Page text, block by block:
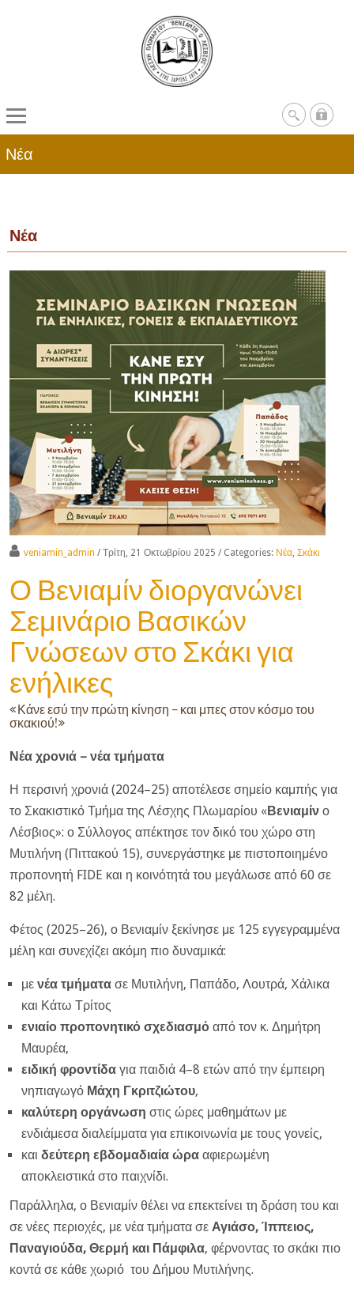
Νέα
Νέα
veniamin_admin / Τρίτη, 21 Οκτωβρίου 2025 / Categories: Νέα, Σκάκι
Ο Βενιαμίν διοργανώνει
Σεμινάριο Βασικών
Γνώσεων στο Σκάκι για
ενήλικες
«Κάνε εσύ την πρώτη κίνηση – και μπες στον κόσμο του
σκακιού!»
Νέα χρονιά – νέα τμήματα
Η περσινή χρονιά (2024–25) αποτέλεσε σημείο καμπής για
το Σκακιστικό Τμήμα της Λέσχης Πλωμαρίου «Βενιαμίν ο
Λέσβιος»: ο Σύλλογος απέκτησε τον δικό του χώρο στη
Μυτιλήνη (Πιττακού 15), συνεργάστηκε με πιστοποιημένο
προπονητή FIDE και η κοινότητά του μεγάλωσε από 60 σε
82 μέλη.
Φέτος (2025–26), ο Βενιαμίν ξεκίνησε με 125 εγγεγραμμένα
μέλη και συνεχίζει ακόμη πιο δυναμικά:
με νέα τμήματασε Μυτιλήνη, Παπάδο, Λουτρά, Χάλικα
και Κάτω Τρίτος
ενιαίο προπονητικό σχεδιασμόαπό τον κ. Δημήτρη
Μαυρέα,
ειδική φροντίδαγια παιδιά 4–8 ετών από την έμπειρη
νηπιαγωγό Μάχη Γκριτζιώτου,
καλύτερη οργάνωση στις ώρες μαθημάτων με
ενδιάμεσα διαλείμματα για επικοινωνία με τους γονείς,
και δεύτερη εβδομαδιαία ώρα αφιερωμένη
αποκλειστικά στο παιχνίδι.
Παράλληλα, ο Βενιαμίν θέλει να επεκτείνει τη δράση του και
σε νέες περιοχές, με νέα τμήματα σε Αγιάσο, Ίππειος,
Παναγιούδα, Θερμή και Πάμφιλα, φέρνοντας το σκάκι πιο
κοντά σε κάθε χωριό του Δήμου Μυτιλήνης.